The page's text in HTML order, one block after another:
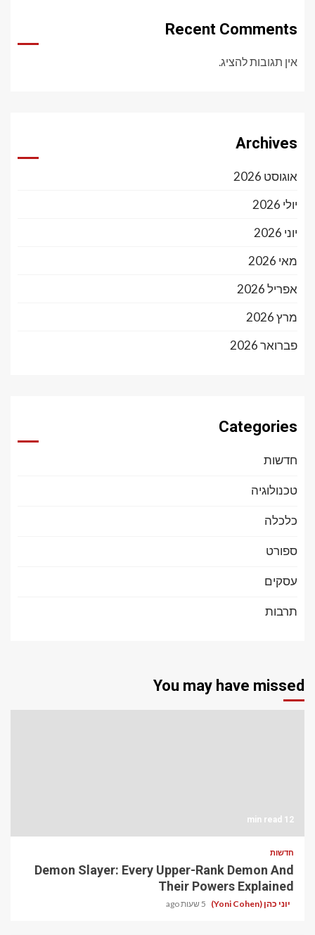
Recent Comments
אין תגובות להציג.
Archives
אוגוסט 2026
יולי 2026
יוני 2026
מאי 2026
אפריל 2026
מרץ 2026
פברואר 2026
Categories
חדשות
טכנולוגיה
כלכלה
ספורט
עסקים
תרבות
You may have missed
12 min read
חדשות
Demon Slayer: Every Upper-Rank Demon And
Their Powers Explained
יוני כהן (Yoni Cohen) 5 שעות ago